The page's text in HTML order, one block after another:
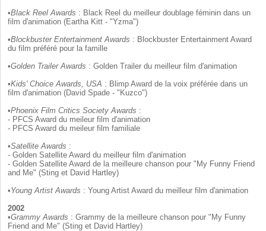
•Black Reel Awards : Black Reel du meilleur doublage féminin dans un
film d'animation (Eartha Kitt - "Yzma")
•Blockbuster Entertainment Awards : Blockbuster Entertainment Award
du film préféré pour la famille
•Golden Trailer Awards : Golden Trailer du meilleur film d'animation
•Kids' Choice Awards, USA : Blimp Award de la voix préférée dans un
film d'animation (David Spade - "Kuzco")
•Phoenix Film Critics Society Awards :
- PFCS Award du meileur film d'animation
- PFCS Award du meileur film familiale
•Satellite Awards :
- Golden Satellite Award du meilleur film d'animation
- Golden Satellite Award de la meilleure chanson pour "My Funny Friend
and Me" (Sting et David Hartley)
•Young Artist Awards : Young Artist Award du meilleur film d'animation
2002
•Grammy Awards : Grammy de la meilleure chanson pour "My Funny
Friend and Me" (Sting et David Hartley)